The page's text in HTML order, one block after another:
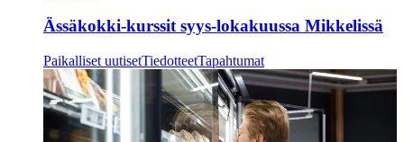
Ässäkokki-kurssit syys-lokakuussa Mikkelissä
Paikalliset uutisetTiedotteetTapahtumat